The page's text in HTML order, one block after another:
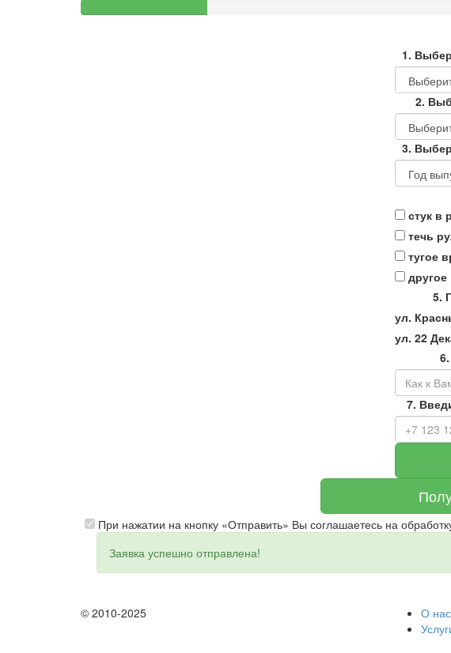
1.
2.
3.
стук в
течь
тугое
другое
5.
ул.
ул. 22
7.
При нажатии на кнопку «Отправить» Вы соглашаетесь на
Заявка успешно отправлена!
© 2010-2025
О нас